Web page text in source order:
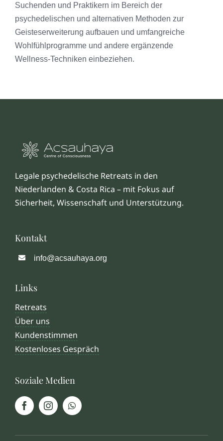
Suchenden und Praktikern im Bereich der
psychedelischen und alternativen Methoden zur
Geisteserweiterung aufbauen und umfangreiche
Wohlfühlprogramme und andere ergänzende
Wellness-Techniken einbeziehen.
Legale psychedelische Retreats in den
Niederlanden & Costa Rica – mit Fokus auf
Sicherheit, Wissenschaft und Unterstützung.
Kontakt
info@acsauhaya.org
Links
Retreats
Über uns
Kundenstimmen
Kostenloses Gespräch
Soziale Medien